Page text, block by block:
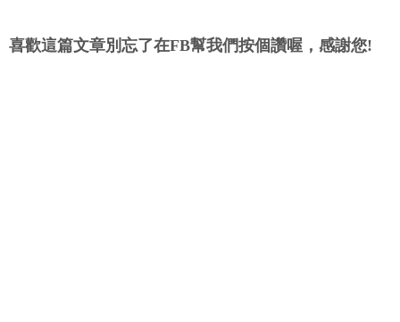
喜歡這篇文章別忘了在FB幫我們按個讚喔，感謝您!